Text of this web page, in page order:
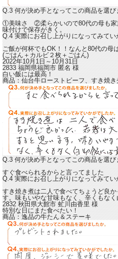
Q.3 何が決め手となってこの商品を選び
①美味さ ②柔らかいので80代の母も
味付けで保存がきく。
Q.4 実際にお召し上がりになってみて
ご飯が何杯でもOK！！なんと80代の母
(ごはん＋カルビ２枚＋ごはん)
2022年10月1日～10月31日
2833 福岡県福岡市匿名様
白い飯には最高！
商品：仙台牛ローストビーフ、すき焼き
Q.3 何が決め手となってこの商品を選び
すぐ食べられるからと言ってました
Q.4 実際にお召し上がりになってみて
すき焼き煮は二人で食べてちょうど良
す。味もいやな甘味もなく、辛くもな
2832 秋田県大館市虻川由香里様
特別な日にまた食べたい！
商品：逸品の牛たん＆ステーキ